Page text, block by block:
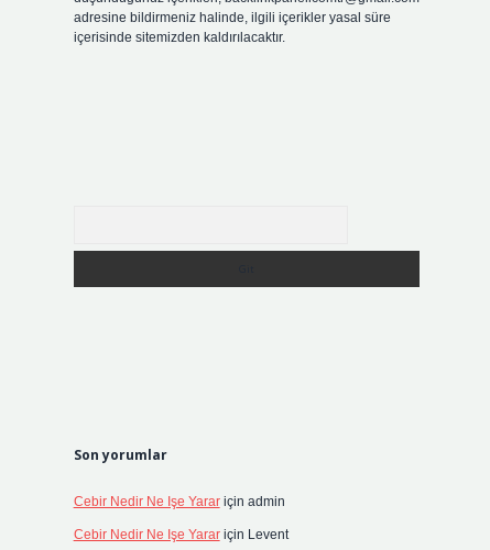
adresine bildirmeniz halinde, ilgili içerikler yasal süre
içerisinde sitemizden kaldırılacaktır.
Son yorumlar
Cebir Nedir Ne Işe Yarariçin admin
Cebir Nedir Ne Işe Yarariçin Levent